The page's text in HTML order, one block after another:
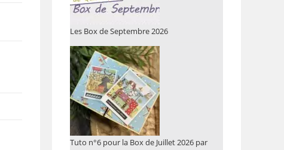
Les Box de Septembre 2026
Tuto n°6 pour la Box de Juillet 2026 par